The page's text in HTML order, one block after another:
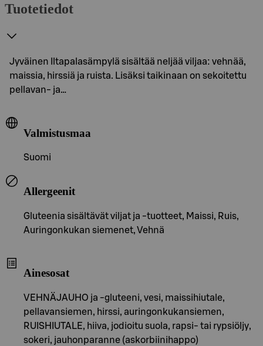
Tuotetiedot
Jyväinen Iltapalasämpylä sisältää neljää viljaa: vehnää,
maissia, hirssiä ja ruista. Lisäksi taikinaan on sekoitettu
pellavan- ja…
Valmistusmaa
Suomi
Allergeenit
Gluteenia sisältävät viljat ja -tuotteet, Maissi, Ruis,
Auringonkukan siemenet, Vehnä
Ainesosat
VEHNÄJAUHO ja -gluteeni, vesi, maissihiutale,
pellavansiemen, hirssi, auringonkukansiemen,
RUISHIUTALE, hiiva, jodioitu suola, rapsi- tai rypsiöljy,
sokeri, jauhonparanne (askorbiinihappo)